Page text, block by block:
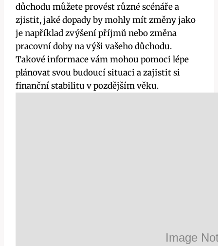
důchodu můžete provést různé scénáře a
zjistit, jaké dopady by mohly mít změny jako
je například zvýšení příjmů nebo změna
pracovní doby na výši vašeho důchodu.
Takové informace vám mohou pomoci lépe
plánovat svou budoucí situaci a zajistit si
finanční stabilitu v pozdějším věku.